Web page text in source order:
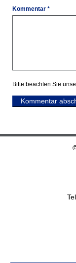
Kommentar *
Bitte beachten Sie
Kommentar